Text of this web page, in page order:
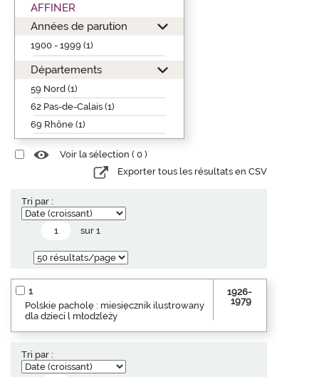
AFFINER
Années de parution
1900 - 1999 (1)
Départements
59 Nord (1)
62 Pas-de-Calais (1)
69 Rhône (1)
Voir la sélection ( 0 )
Exporter tous les résultats en CSV
Tri par :
sur 1
1
Polskie pacholę : miesięcznik ilustrowany
dla dzieci l młodzleży
1926-
1979
Tri par :